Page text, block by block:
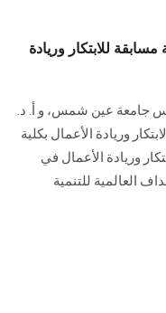
للابتكار وريادة
جامعة عين شمس، و أ. د.
وريادة الأعمال بكلية
وريادة الأعمال في
العالمية للتنمية